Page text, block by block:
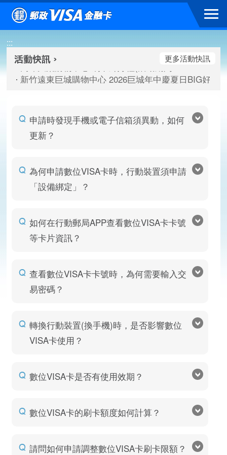
跳到主要內容區塊
:::
高雄大樂購物中心 刷卡郵好禮(活動期間：115/08/07-
臺北三創生活 有點東西第2波 刷卡郵好禮(活動期間：
高雄大樂購物中心 刷卡郵好禮(活動期間：115/08/07-
新竹遠東巨城購物中心 2026巨城年中慶夏日BIG好刷(
更多活動快訊
申請時發現手機或電子信箱須異動，如何
更新？
為何申請數位VISA卡時，行動裝置須申請
「設備綁定」？
如何在行動郵局APP查看數位VISA卡卡號
等卡片資訊？
查看數位VISA卡卡號時，為何需要輸入交
易密碼？
轉換行動裝置(換手機)時，是否影響數位
VISA卡使用？
數位VISA卡是否有使用效期？
數位VISA卡的刷卡額度如何計算？
請問如何申請調整數位VISA卡刷卡限額？